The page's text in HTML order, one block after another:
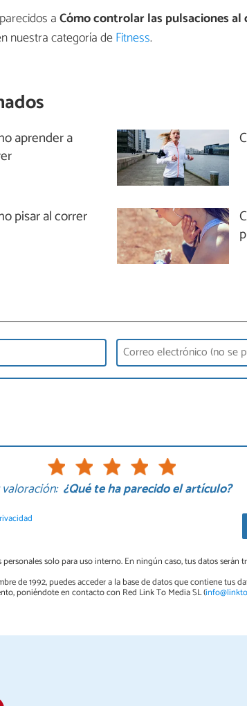
aCómo controlar las pulsaciones
nuestra categoría deFitness.
aprender a
pisar al correr
valoración: ¿Qué te ha parecido el artículo?
solo para uso interno. En ningún caso, tus datos serán
de 1992, puedes acceder a la base de datos que contiene tus
poniéndote en contacto con Red Link To Media SL (